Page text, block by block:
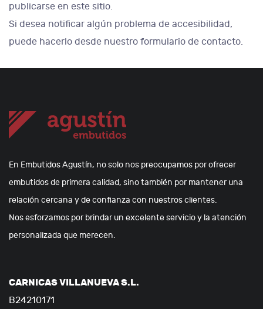
publicarse en este sitio.
Si desea notificar algún problema de accesibilidad,
puede hacerlo desde nuestro formulario de contacto.
En Embutidos Agustín, no solo nos preocupamos por ofrecer
embutidos de primera calidad, sino también por mantener una
relación cercana y de confianza con nuestros clientes.
Nos esforzamos por brindar un excelente servicio y la atención
personalizada que merecen.
CARNICAS VILLANUEVA S.L.
B24210171